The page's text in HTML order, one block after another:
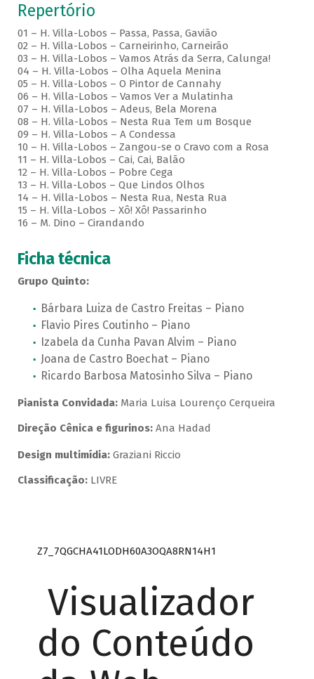
Repertório
01 – H. Villa-Lobos – Passa, Passa, Gavião
02 – H. Villa-Lobos – Carneirinho, Carneirão
03 – H. Villa-Lobos – Vamos Atrás da Serra, Calunga!
04 – H. Villa-Lobos – Olha Aquela Menina
05 – H. Villa-Lobos – O Pintor de Cannahy
06 – H. Villa-Lobos – Vamos Ver a Mulatinha
07 – H. Villa-Lobos – Adeus, Bela Morena
08 – H. Villa-Lobos – Nesta Rua Tem um Bosque
09 – H. Villa-Lobos – A Condessa
10 – H. Villa-Lobos – Zangou-se o Cravo com a Rosa
11 – H. Villa-Lobos – Cai, Cai, Balão
12 – H. Villa-Lobos – Pobre Cega
13 – H. Villa-Lobos – Que Lindos Olhos
14 – H. Villa-Lobos – Nesta Rua, Nesta Rua
15 – H. Villa-Lobos – Xô! Xô! Passarinho
16 – M. Dino – Cirandando
Ficha técnica
Grupo Quinto:
Bárbara Luiza de Castro Freitas – Piano
Flavio Pires Coutinho – Piano
Izabela da Cunha Pavan Alvim – Piano
Joana de Castro Boechat – Piano
Ricardo Barbosa Matosinho Silva – Piano
Pianista Convidada: Maria Luisa Lourenço Cerqueira
Direção Cênica e figurinos:Ana Hadad
Design multimídia:Graziani Riccio
Classificação:LIVRE
Z7_7QGCHA41LODH60A3OQA8RN14H1
Visualizador
do Conteúdo